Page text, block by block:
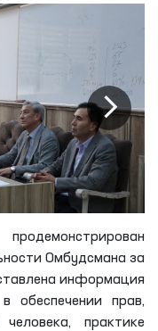
Омбудсмана за
информация
обеспечении прав,
практике